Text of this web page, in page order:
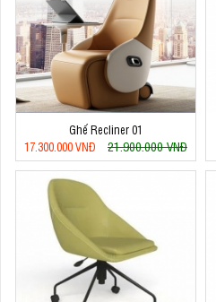
Ghế Recliner 01
17.300.000 VNĐ
21.900.000 VNĐ